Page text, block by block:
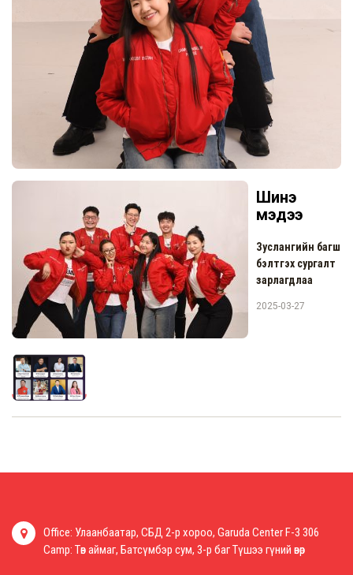
Шинэ
мэдээ
Зуслангийн багш
бэлтгэх сургалт
зарлагдлаа
2025-03-27
Office: Улаанбаатар, СБД 2-р хороо, Garuda Center F-3 306
Camp: Төв аймаг, Батсүмбэр сум, 3-р баг Түшээ гүний өвөр